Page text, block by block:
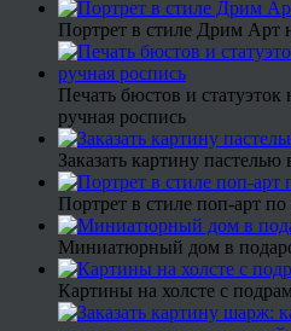
Портрет в стиле Дрим Арт
Печать бюстов и статуэток
ручная роспись
Заказать картину пастелью
Портрет в стиле поп-арт по
Миниатюрный дом в
Картины на холсте с